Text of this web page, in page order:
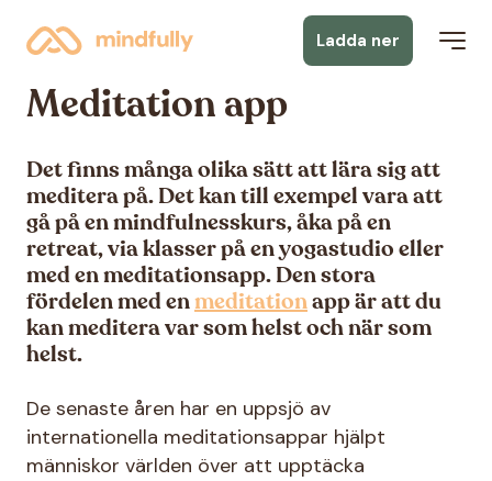
Ladda ner
Meditation app
Det finns många olika sätt att lära sig att
meditera på. Det kan till exempel vara att
gå på en mindfulnesskurs, åka på en
retreat, via klasser på en yogastudio eller
med en meditationsapp. Den stora
fördelen med en meditation app är att du
kan meditera var som helst och när som
helst.
De senaste åren har en uppsjö av
internationella meditationsappar hjälpt
människor världen över att upptäcka